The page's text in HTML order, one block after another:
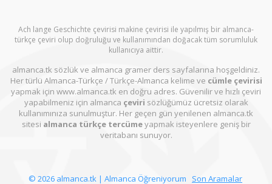
Ach lange Geschichte çevirisi makine çevirisi ile yapılmış bir almanca-
türkçe çeviri olup doğruluğu ve kullanımından doğacak tüm sorumluluk
kullanıcıya aittir.
almanca.tk sözlük ve almanca gramer ders sayfalarına hoşgeldiniz.
Her türlü Almanca-Türkçe / Türkçe-Almanca kelime ve cümle çevirisi
yapmak için www.almanca.tk en doğru adres. Güvenilir ve hızlı çeviri
yapabilmeniz için almanca çeviri sözlüğümüz ücretsiz olarak
kullanımınıza sunulmuştur. Her geçen gün yenilenen almanca.tk
sitesi almanca türkçe tercümeyapmak isteyenlere geniş bir
veritabanı sunuyor.
© 2026 almanca.tk | Almanca Öğreniyorum Son Aramalar